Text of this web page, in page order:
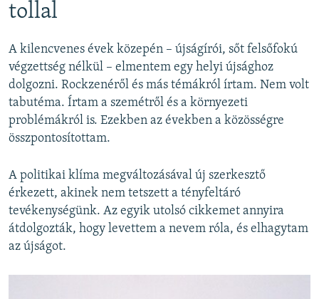
tollal
A kilencvenes évek közepén – újságírói, sőt felsőfokú
végzettség nélkül – elmentem egy helyi újsághoz
dolgozni. Rockzenéről és más témákról írtam. Nem volt
tabutéma. Írtam a szemétről és a környezeti
problémákról is. Ezekben az években a közösségre
összpontosítottam.
A politikai klíma megváltozásával új szerkesztő
érkezett, akinek nem tetszett a tényfeltáró
tevékenységünk. Az egyik utolsó cikkemet annyira
átdolgozták, hogy levettem a nevem róla, és elhagytam
az újságot.